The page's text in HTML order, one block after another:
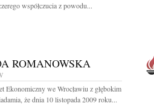
współczucia z powodu...
ROMANOWSKA
Ekonomiczny we Wrocławiu z głębokim
że dnia 10 listopada 2009 roku...